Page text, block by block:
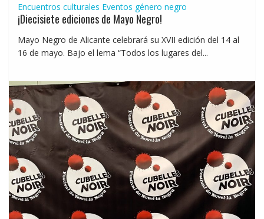
Encuentros culturales Eventos género negro
¡Diecisiete ediciones de Mayo Negro!
Mayo Negro de Alicante celebrará su XVII edición del 14 al
16 de mayo. Bajo el lema “Todos los lugares del...